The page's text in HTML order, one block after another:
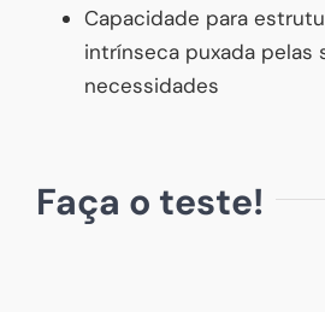
Capacidade para
intrínseca puxada pelas
necessidades
Faça o teste!